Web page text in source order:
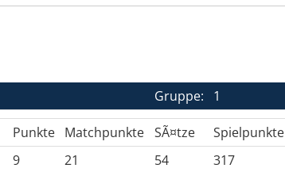
Gruppe: 1
Punkte Matchpunkte SÃ¤tze
Spielpunkte
9 21 54
317